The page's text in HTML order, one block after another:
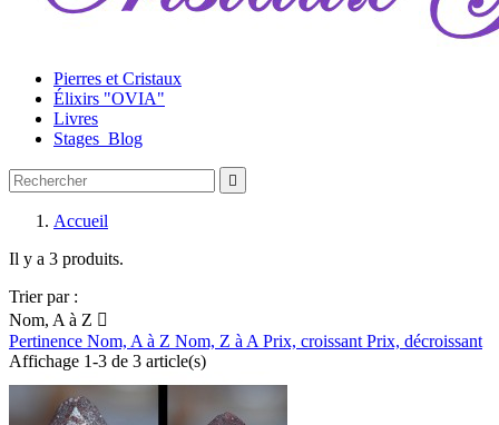
Pierres et Cristaux
Élixirs "OVIA"
Livres
Stages_Blog

Accueil
Il y a 3 produits.
Trier par :
Nom, A à Z 
Pertinence Nom, A à Z Nom, Z à A Prix, croissant Prix, décroissant
Affichage 1-3 de 3 article(s)